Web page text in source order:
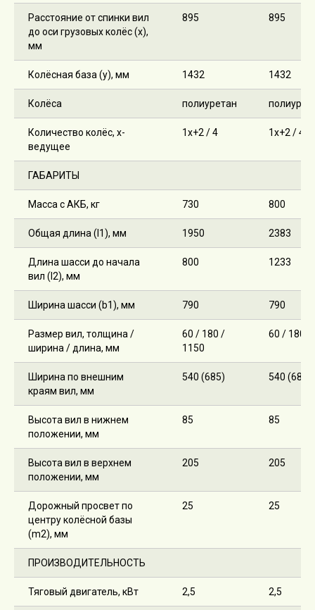
Расстояние от спинки вил
до оси грузовых колёс (x),
мм
895 895
Колёсная база (y), мм 1432 1432
Колёса полиуретан
Количество колёс, х-
ведущее
1х+2 / 4 1х+2 / 4
ГАБАРИТЫ
Масса с АКБ, кг 730 800
Общая длина (l1), мм 1950 2383
Длина шасси до начала
вил (l2), мм
800 1233
Ширина шасси (b1), мм 790 790
Размер вил, толщина /
ширина / длина, мм
60 / 180 /
1150
60 / 180 /
Ширина по внешним
краям вил, мм
540 (685) 540 (685)
Высота вил в нижнем
положении, мм
85 85
Высота вил в верхнем
положении, мм
205 205
Дорожный просвет по
центру колёсной базы
(m2), мм
25 25
ПРОИЗВОДИТЕЛЬНОСТЬ
Тяговый двигатель, кВт 2,5 2,5